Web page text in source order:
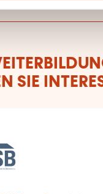
SIE